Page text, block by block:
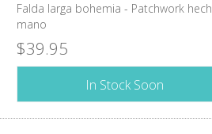
Falda larga bohemia - Patchwork
mano
$39.95
In Stock Soon